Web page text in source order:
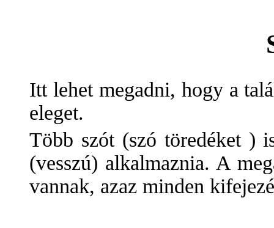
Itt lehet megadni, hogy a
eleget.
Több szót (szó töredéket )
(vesszú) alkalmaznia. A
vannak, azaz minden